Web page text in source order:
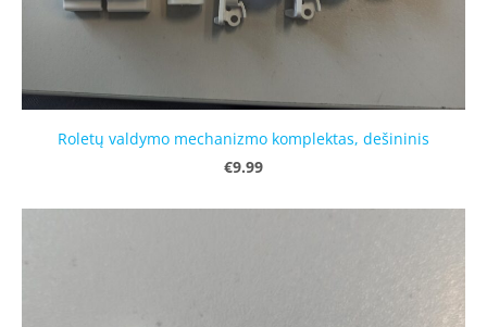
Roletų valdymo mechanizmo komplektas, dešininis
€9.99